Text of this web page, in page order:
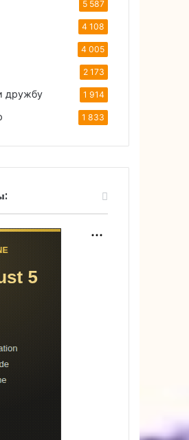
5 587
4 108
4 005
2 173
дружбу 1 914
1 833